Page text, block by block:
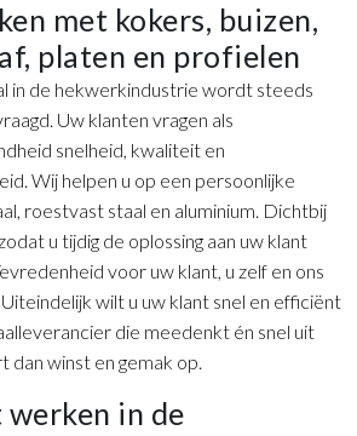
met kokers, buizen,
platen en profielen
in de hekwerkindustrie wordt steeds
Uw klanten vragen als
snelheid, kwaliteit en
Wij helpen u op een persoonlijke
roestvast staal en aluminium. Dichtbij
u tijdig de oplossing aan uw klant
voor uw klant, u zelf en ons
wilt u uw klant snel en efficiënt
die meedenkt én snel uit
dan winst en gemak op.
in de